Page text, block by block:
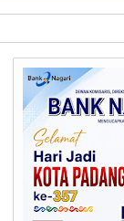
Percepatan